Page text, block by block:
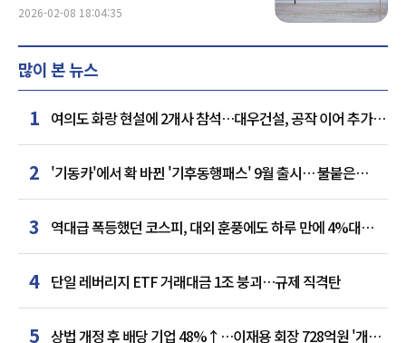
2026-02-08 18:04:35
많이 본 뉴스
1 여의도 화랑 현설에 2개사 참석…대우건설, 공작 이어 추가
거점 확보하나
2 '기동카'에서 확 바뀐 '기후동행패스' 9월 출시… 불붙은
카드사 경쟁
3
역대급 폭등했던 코스피, 대외 훈풍에도 하루 만에 4%대
급락
4 단일 레버리지 ETF 거래대금 1조 붕괴…규제 직격탄
5 상법 개정 후 배당 기업 48%↑…이재용 회장 728억원 '개인